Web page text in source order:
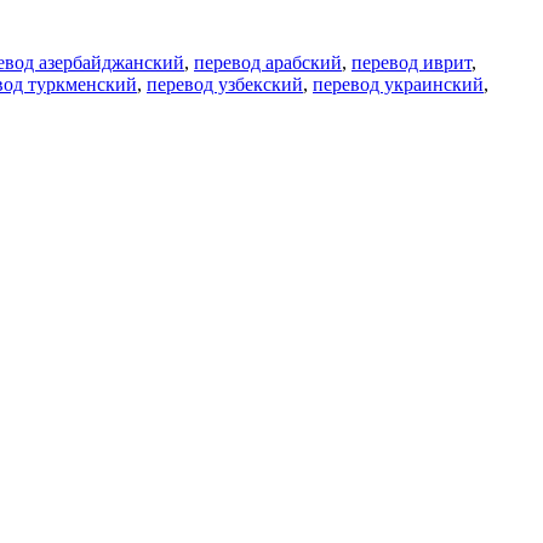
азербайджанский, перевод арабский, перевод иврит,
туркменский, перевод узбекский, перевод украинский,